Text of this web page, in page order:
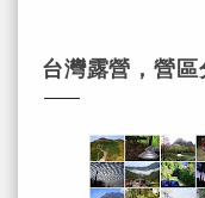
台灣露營，營區